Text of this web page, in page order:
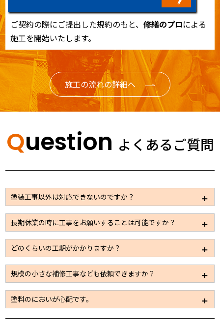
ご契約の際にご提出した規約のもと、修繕のプロによる
施工を開始いたします。
施工の流れの詳細へ
Question よくあるご質問
塗装工事以外は対応できないのですか？
大規模修繕の場合は塗装以外のメンテナンスが必要な
事も多いため、板金、左官、設備、電気などの工事も
パートナー企業を通じて施工できる体制は整えており
ますので安心してお問い合わせください。
長期休業の時に工事をお願いすることは可能ですか？
休業日での施工も可能です。ただ通常時に比べると施
工できる工事量が限られてしまうため、工期が限定さ
れているようであればお早目にお問い合わせくださ
い。
どのくらいの工期がかかりますか？
施工規模に応じて数日～2カ月と大きく変わってまいり
ます。見積依頼をいただき、現地の調査をさせていた
だければその際におおよその工期に関してはお伝えで
きると思います。
また、お客様側で工期が決まっているようでしたら作
規模の小さな補修工事なども依頼できますか？
もちろん可能です。お気軽にお問い合わせください。
塗料のにおいが心配です。
使用する塗料の種類を使い分けることにより、建屋内